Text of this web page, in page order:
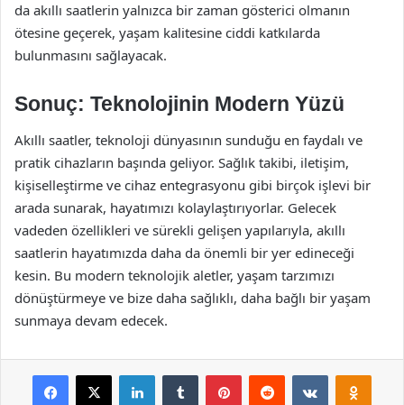
da akıllı saatlerin yalnızca bir zaman gösterici olmanın
ötesine geçerek, yaşam kalitesine ciddi katkılarda
bulunmasını sağlayacak.
Sonuç: Teknolojinin Modern Yüzü
Akıllı saatler, teknoloji dünyasının sunduğu en faydalı ve
pratik cihazların başında geliyor. Sağlık takibi, iletişim,
kişiselleştirme ve cihaz entegrasyonu gibi birçok işlevi bir
arada sunarak, hayatımızı kolaylaştırıyorlar. Gelecek
vadeden özellikleri ve sürekli gelişen yapılarıyla, akıllı
saatlerin hayatımızda daha da önemli bir yer edineceği
kesin. Bu modern teknolojik aletler, yaşam tarzımızı
dönüştürmeye ve bize daha sağlıklı, daha bağlı bir yaşam
sunmaya devam edecek.
Facebook
X LinkedInTumblr PinterestReddit VKontakte